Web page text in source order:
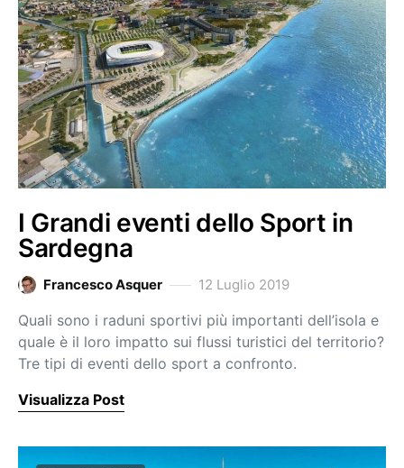
I Grandi eventi dello Sport in
Sardegna
Francesco Asquer 12 Luglio 2019
Quali sono i raduni sportivi più importanti dell’isola e
quale è il loro impatto sui flussi turistici del territorio?
Tre tipi di eventi dello sport a confronto.
Visualizza Post